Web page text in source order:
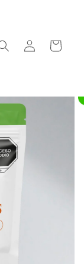
sesión
Carrito